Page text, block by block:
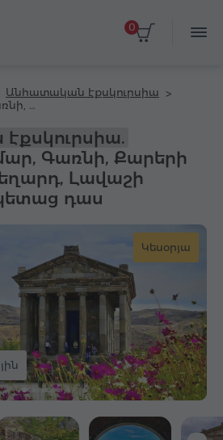
0
Անհատական էքսկուրսիա
Գառնի, Քարերի
Լավաշի
դաս
Կեսօրյա